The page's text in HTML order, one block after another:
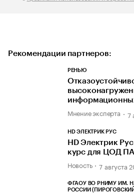
Рекомендации партнеров:
РЕНЬЮ
Мнение эксперта 7
HD ЭЛЕКТРИК РУС
HD Электрик
курс для ЦОД
Новость 7 августа
ФГАОУ ВО РНИМУ ИМ.
РОССИИ